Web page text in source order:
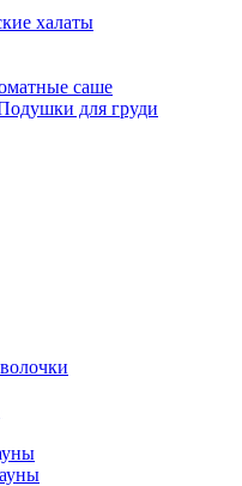
халаты
саше
для груди